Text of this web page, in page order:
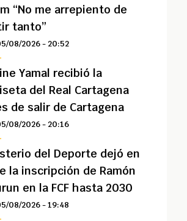
“No me arrepiento de
tanto”
08/2026 - 20:52
Yamal recibió la
del Real Cartagena
de salir de Cartagena
08/2026 - 20:16
del Deporte dejó en
la inscripción de Ramón
en la FCF hasta 2030
08/2026 - 19:48